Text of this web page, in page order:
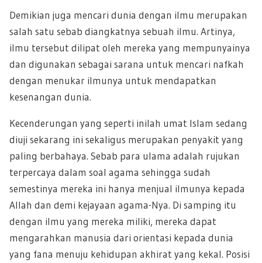
Demikian juga mencari dunia dengan ilmu merupakan
salah satu sebab diangkatnya sebuah ilmu. Artinya,
ilmu tersebut dilipat oleh mereka yang mempunyainya
dan digunakan sebagai sarana untuk mencari nafkah
dengan menukar ilmunya untuk mendapatkan
kesenangan dunia.
Kecenderungan yang seperti inilah umat Islam sedang
diuji sekarang ini sekaligus merupakan penyakit yang
paling berbahaya. Sebab para ulama adalah rujukan
terpercaya dalam soal agama sehingga sudah
semestinya mereka ini hanya menjual ilmunya kepada
Allah dan demi kejayaan agama-Nya. Di samping itu
dengan ilmu yang mereka miliki, mereka dapat
mengarahkan manusia dari orientasi kepada dunia
yang fana menuju kehidupan akhirat yang kekal. Posisi